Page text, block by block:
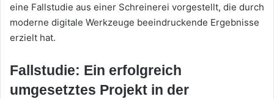
eine Fallstudie aus einer Schreinerei vorgestellt, die durch
moderne digitale Werkzeuge beeindruckende Ergebnisse
erzielt hat.
Fallstudie: Ein erfolgreich
umgesetztes Projekt in der